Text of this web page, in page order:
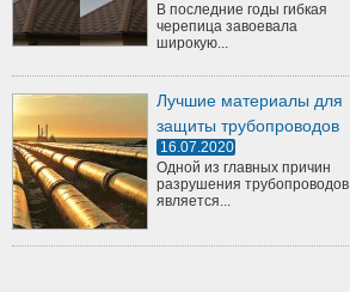
В последние годы гибкая
черепица завоевала
широкую...
Лучшие материалы для
защиты трубопроводов
16.07.2020
Одной из главных причин
разрушения трубопроводов
является...